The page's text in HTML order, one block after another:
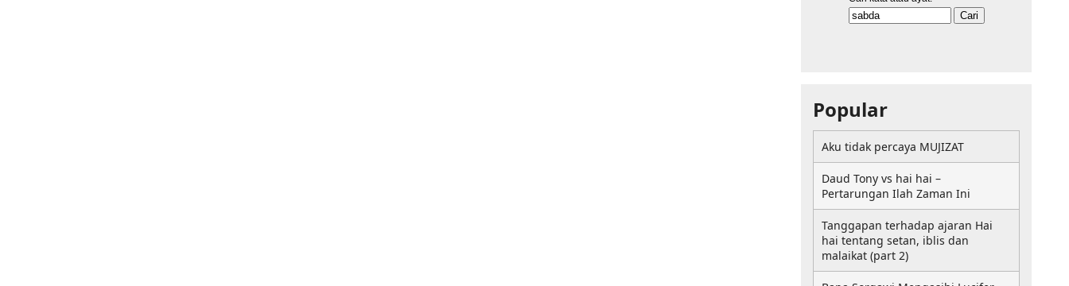
Popular
Aku tidak percaya MUJIZAT
Daud Tony vs hai hai –
Pertarungan Ilah Zaman Ini
Tanggapan terhadap ajaran Hai
hai tentang setan, iblis dan
malaikat (part 2)